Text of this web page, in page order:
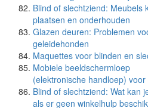
Blind of slechtziend: Meubels
plaatsen en onderhouden
Glazen deuren: Problemen
geleidehonden
Maquettes voor blinden en
Mobiele beeldschermloep
(elektronische handloep)
Blind of slechtziend: Wat kan
als er geen winkelhulp